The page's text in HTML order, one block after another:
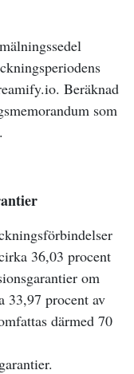
Beräknad
som
36,03 procent
om
33,97 procent av
därmed 70